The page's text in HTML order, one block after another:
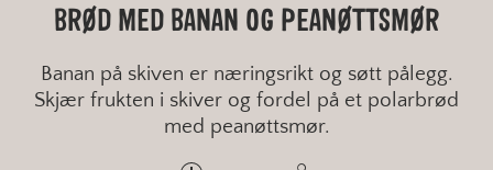
BRØD MED BANAN OG PEANØTTSMØR
Banan på skiven er næringsrikt og søtt pålegg.
Skjær frukten i skiver og fordel på et polarbrød
med peanøttsmør.